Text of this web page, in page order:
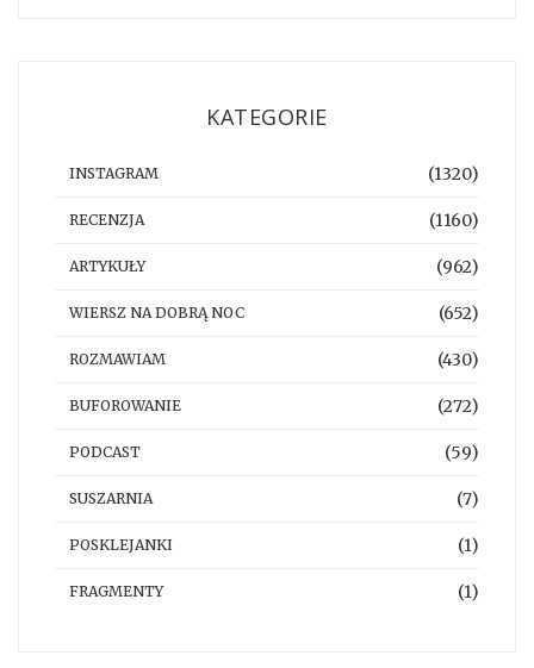
KATEGORIE
INSTAGRAM (1320)
RECENZJA (1160)
ARTYKUŁY (962)
WIERSZ NA DOBRĄ NOC (652)
ROZMAWIAM (430)
BUFOROWANIE (272)
PODCAST (59)
SUSZARNIA (7)
POSKLEJANKI (1)
FRAGMENTY (1)